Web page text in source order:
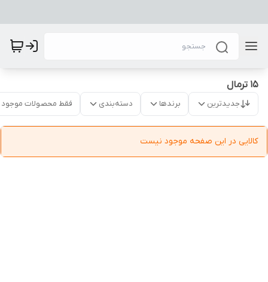
15 ترمال
جدیدترین برندها دسته‌بندی فقط محصولات موجود
کالایی در این صفحه موجود نیست